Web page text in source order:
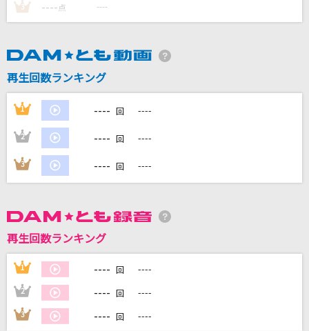
DAMの新曲・ランキングなど
カラオケ最新情報をチェック！
DAMに会員登録・ログインして
家族や友達と一緒に！練習にも！
3 ---- 点 ----
再生回数ランキング
1 ---- 回 ----
2 ---- 回 ----
3 ---- 回 ----
再生回数ランキング
1 ---- 回 ----
2 ---- 回 ----
3 ---- 回 ----